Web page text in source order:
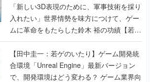
「新しい3D表現のために、軍事技術を採り
入れたい」世界情勢を味方につけて、ゲー
ムに革命をもたらした鈴木 裕の功績【若ゲ
のいたり】
【田中圭一：若ゲのいたり】ゲーム開発統
合環境「Unreal Engine」最新バージョン
で、開発環境はどう変わる？ ゲーム業界向